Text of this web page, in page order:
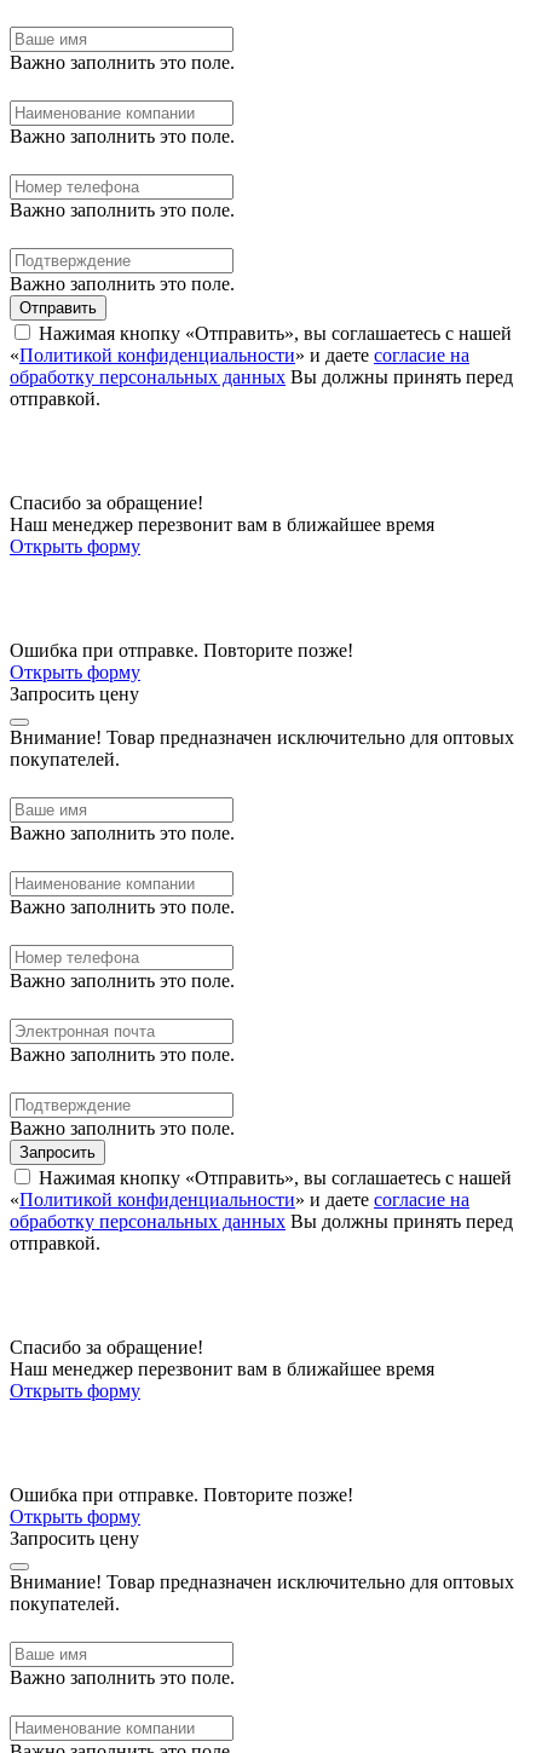
Важно заполнить это поле.
Важно заполнить это поле.
Важно заполнить это поле.
Важно заполнить это поле.
Отправить
Нажимая кнопку «Отправить», вы соглашаетесь с нашей
«Политикой конфиденциальности» и даете согласие на
обработку персональных данных Вы должны принять перед
отправкой.
Спасибо за обращение!
Наш менеджер перезвонит вам в ближайшее время
Открыть форму
Ошибка при отправке. Повторите позже!
Открыть форму
Запросить цену
Внимание! Товар предназначен исключительно для оптовых
покупателей.
Важно заполнить это поле.
Важно заполнить это поле.
Важно заполнить это поле.
Важно заполнить это поле.
Важно заполнить это поле.
Запросить
Нажимая кнопку «Отправить», вы соглашаетесь с нашей
«Политикой конфиденциальности» и даете согласие на
обработку персональных данных Вы должны принять перед
отправкой.
Спасибо за обращение!
Наш менеджер перезвонит вам в ближайшее время
Открыть форму
Ошибка при отправке. Повторите позже!
Открыть форму
Запросить цену
Внимание! Товар предназначен исключительно для оптовых
покупателей.
Важно заполнить это поле.